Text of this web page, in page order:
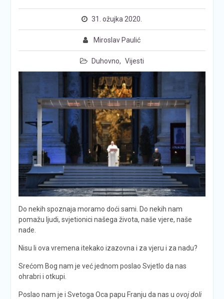
31. ožujka 2020.
Miroslav Paulić
Duhovno, Vijesti
Do nekih spoznaja moramo doći sami. Do nekih nam
pomažu ljudi, svjetionici našega života, naše vjere, naše
nade.
Nisu li ova vremena itekako izazovna i za vjeru i za nadu?
Srećom Bog nam je već jednom poslao Svjetlo da nas
ohrabri i otkupi.
Poslao nam je i Svetoga Oca papu Franju da nas u ovoj doli